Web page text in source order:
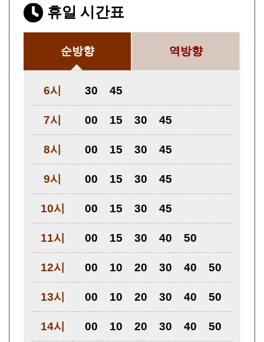
휴일 시간표
순방향 역방향
6시 30 45
7시 00 15 30 45
8시 00 15 30 45
9시 00 15 30 45
10시 00 15 30 45
11시 00 15 30 40 50
12시 00 10 20 30 40 50
13시 00 10 20 30 40 50
14시 00 10 20 30 40 50